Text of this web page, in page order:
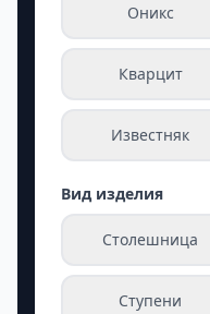
Оникс
Кварцит
Известняк
Вид изделия
Столешница
Ступени